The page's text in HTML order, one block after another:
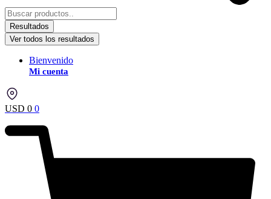
Resultados
Ver todos los resultados
Bienvenido
Mi cuenta
USD 0 0